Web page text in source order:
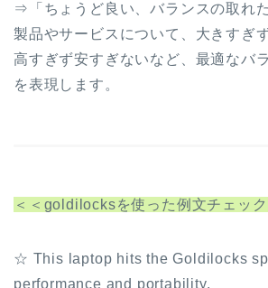
⇒「ちょうど良い、バランスの取れた
製品やサービスについて、大きすぎ
高すぎず安すぎないなど、最適なバ
を表現します。
＜＜goldilocksを使った例文チェック
☆ This laptop hits the Goldilocks
performance and portability.